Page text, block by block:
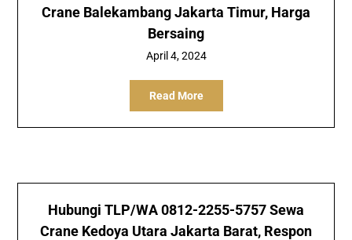
Crane Balekambang Jakarta Timur, Harga
Bersaing
April 4, 2024
Read More
Hubungi TLP/WA 0812-2255-5757 Sewa
Crane Kedoya Utara Jakarta Barat, Respon